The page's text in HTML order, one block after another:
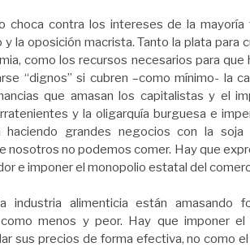
choca contra los intereses de la mayoría
la oposición macrista. Tanto la plata para
como los recursos necesarios para que
“dignos” si cubren –como mínimo- la
que amasan los capitalistas y el
y la oligarquía burguesa e
haciendo grandes negocios con la
nosotros no podemos comer. Hay que
e imponer el monopolio estatal del
industria alimenticia están amasando
menos y peor. Hay que imponer
sus precios de forma efectiva, no como